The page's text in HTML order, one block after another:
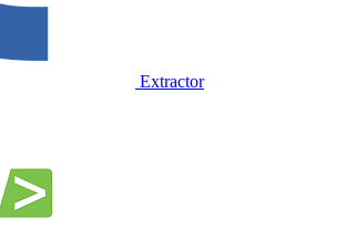
Extractor